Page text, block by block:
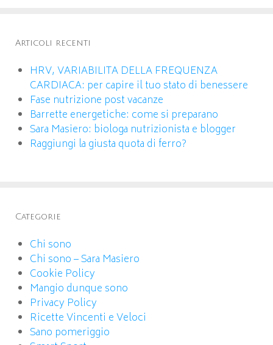
Articoli recenti
HRV, VARIABILITA DELLA FREQUENZA
CARDIACA: per capire il tuo stato di benessere
Fase nutrizione post vacanze
Barrette energetiche: come si preparano
Sara Masiero: biologa nutrizionista e blogger
Raggiungi la giusta quota di ferro?
Categorie
Chi sono
Chi sono – Sara Masiero
Cookie Policy
Mangio dunque sono
Privacy Policy
Ricette Vincenti e Veloci
Sano pomeriggio